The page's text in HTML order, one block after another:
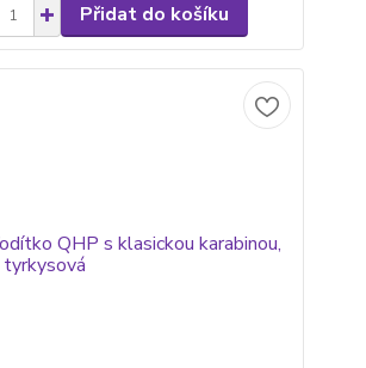
Přidat do košíku